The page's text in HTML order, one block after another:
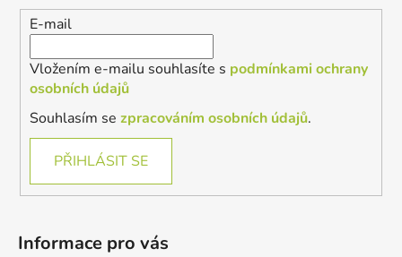
E-mail
Vložením e-mailu souhlasíte s podmínkami ochrany
osobních údajů
Souhlasím se zpracováním osobních údajů.
PŘIHLÁSIT SE
Informace pro vás